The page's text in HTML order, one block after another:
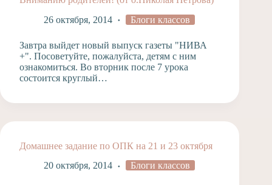
26 октября, 2014
Блоги классов
Завтра выйдет новый выпуск газеты "НИВА
+". Посоветуйте, пожалуйста, детям с ним
ознакомиться. Во вторник после 7 урока
состоится круглый…
Домашнее задание по ОПК на 21 и 23 октября
20 октября, 2014
Блоги классов